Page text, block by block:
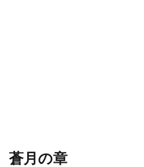
蒼月の章